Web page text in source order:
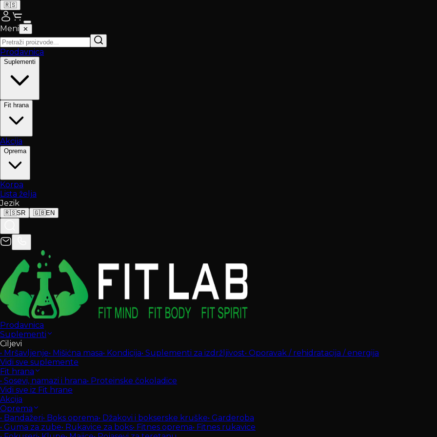
🇷🇸
Meni ✕
Prodavnica
Suplementi
Fit hrana
Akcija
Oprema
Korpa
Lista želja
Jezik
🇷🇸SR 🇬🇧EN
Prodavnica
Suplementi
Ciljevi
• Mršavljenje• Mišićna masa• Kondicija• Suplementi za izdržljivost• Oporavak / rehidratacija / energija
Vidi sve suplemente
Fit hrana
• Sosevi, namazi i hrana• Proteinske čokoladice
Vidi sve iz Fit hrane
Akcija
Oprema
• Bandažeri• Boks oprema• Džakovi i bokserske kruške• Garderoba
• Guma za zube• Rukavice za boks• Fitnes oprema• Fitnes rukavice